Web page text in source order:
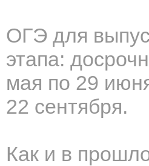
ОГЭ для
этапа:
мая по 29
22 сентября.
Как и в